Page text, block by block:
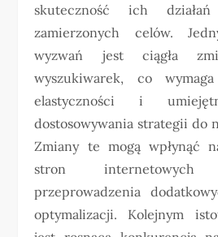
skuteczność ich
zamierzonych celów.
wyzwań jest ciągła
wyszukiwarek, co
elastyczności i
dostosowywania strategii do
Zmiany te mogą wpłynąć
stron
przeprowadzenia
optymalizacji. Kolejnym